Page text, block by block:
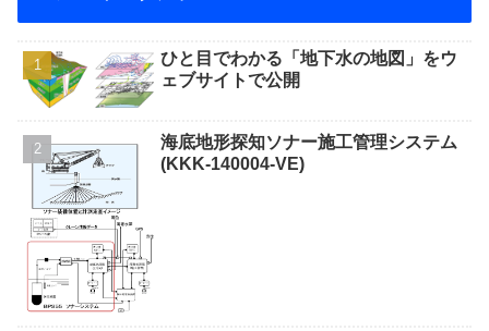
ひと目でわかる「地下水の地図」をウ
ェブサイトで公開
海底地形探知ソナー施工管理システム
(KKK-140004-VE)